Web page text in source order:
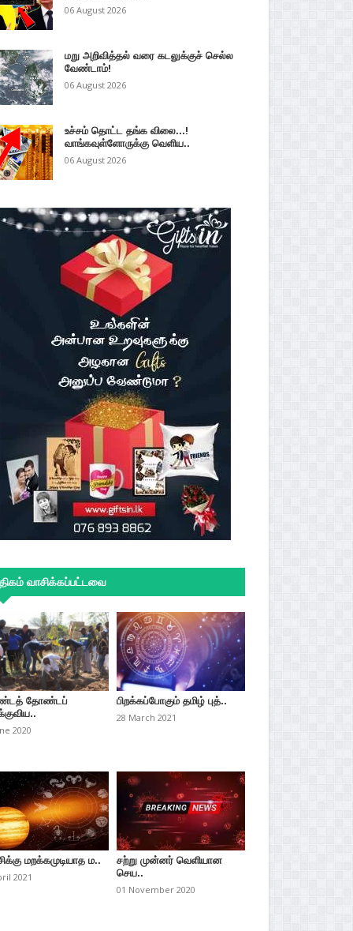
06 August 2026
மறு அறிவித்தல் வரை கடலுக்குச் செல்ல
வேண்டாம்!
06 August 2026
உச்சம் தொட்ட தங்க விலை...!
வாங்கவுள்ளோருக்கு வெளிய..
06 August 2026
வாசிக்கப்பட்டவை
தோண்டப்
2020
பிறக்கப்போகும் தமிழ் புத்..
28 March 2021
மறக்கமுடியாத ம..
2021
சற்று முன்னர் வெளியான
செய..
01 November 2020